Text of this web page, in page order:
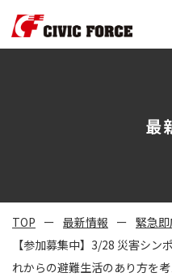
最
TOP 最新情報
緊急
【参加募集中】3/28 災害シン
れからの避難生活のあり方を考